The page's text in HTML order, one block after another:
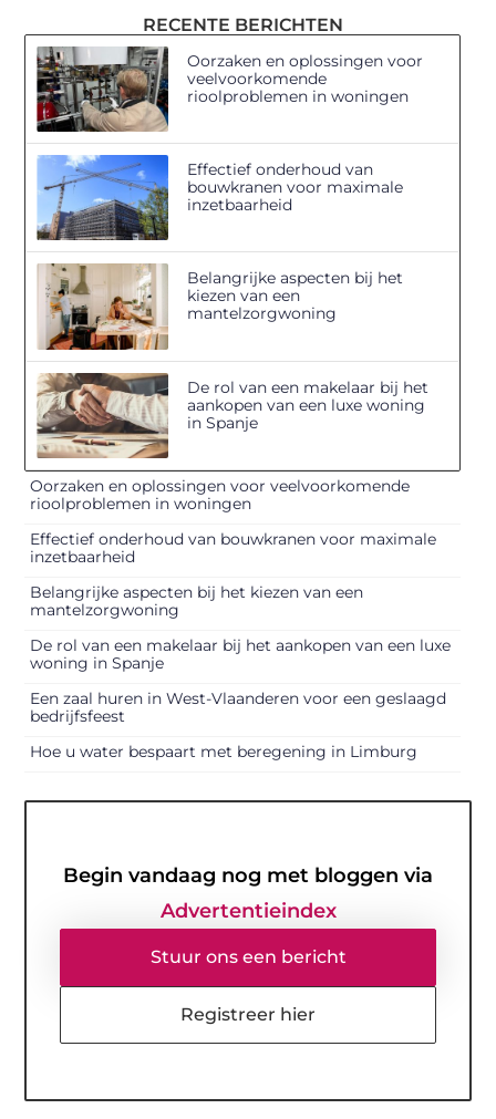
RECENTE BERICHTEN
Oorzaken en oplossingen voor
veelvoorkomende
rioolproblemen in woningen
Effectief onderhoud van
bouwkranen voor maximale
inzetbaarheid
Belangrijke aspecten bij het
kiezen van een
mantelzorgwoning
De rol van een makelaar bij het
aankopen van een luxe woning
in Spanje
Oorzaken en oplossingen voor veelvoorkomende
rioolproblemen in woningen
Effectief onderhoud van bouwkranen voor maximale
inzetbaarheid
Belangrijke aspecten bij het kiezen van een
mantelzorgwoning
De rol van een makelaar bij het aankopen van een luxe
woning in Spanje
Een zaal huren in West-Vlaanderen voor een geslaagd
bedrijfsfeest
Hoe u water bespaart met beregening in Limburg
Begin vandaag nog met bloggen via
Advertentieindex
Stuur ons een bericht
Registreer hier